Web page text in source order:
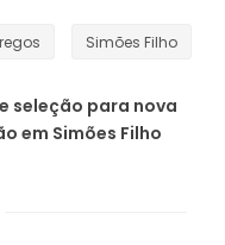
Simões Filho
seleção para nova
em Simões Filho